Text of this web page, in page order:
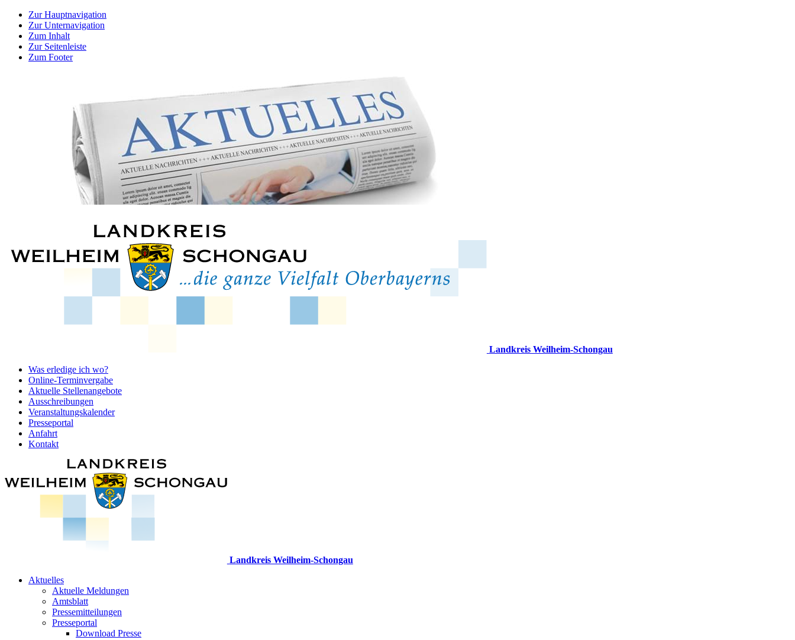
Zur Hauptnavigation
Zur Unternavigation
Zum Inhalt
Zur Seitenleiste
Zum Footer
Landkreis Weilheim-Schongau
Was erledige ich wo?
Online-Terminvergabe
Aktuelle Stellenangebote
Ausschreibungen
Veranstaltungskalender
Presseportal
Anfahrt
Kontakt
Landkreis Weilheim-Schongau
Aktuelles
Aktuelle Meldungen
Amtsblatt
Pressemitteilungen
Presseportal
Download Presse